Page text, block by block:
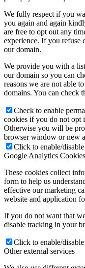
We fully respect if you
you again and again
are free to opt out any
experience. If you refuse
our domain.
We provide you with a
our domain so you can
reasons we are not able
domains. You can check
Check to enable
cookies if you do not opt
Otherwise you will be
browser window or new
Click to enable/
Google Analytics Cookies
These cookies collect
form to help us
effective our marketing
website and application
If you do not want that
disable tracking in your
Click to enable/
Other external services